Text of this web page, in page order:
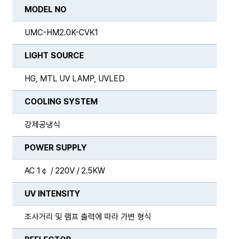
MODEL NO
UMC-HM2.0K-CVK1
LIGHT SOURCE
HG, MTL UV LAMP, UVLED
COOLING SYSTEM
강제공냉식
POWER SUPPLY
AC 1￠ / 220V / 2.5KW
UV INTENSITY
조사거리 및 램프 출력에 따라 가변 형식